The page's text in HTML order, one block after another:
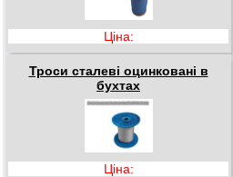
Ціна:
Троси сталеві оцинковані в
бухтах
Ціна: